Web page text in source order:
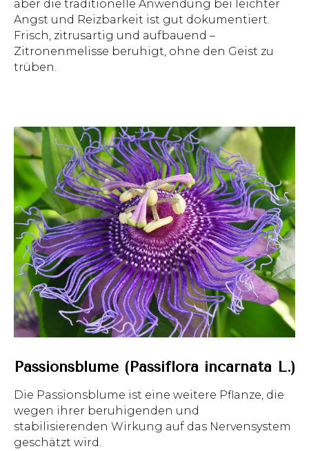
aber die traditionelle Anwendung bei leichter
Angst und Reizbarkeit ist gut dokumentiert.
Frisch, zitrusartig und aufbauend –
Zitronenmelisse beruhigt, ohne den Geist zu
trüben.
Passionsblume (Passiflora incarnata L.)
Die Passionsblume ist eine weitere Pflanze, die
wegen ihrer beruhigenden und
stabilisierenden Wirkung auf das Nervensystem
geschätzt wird.